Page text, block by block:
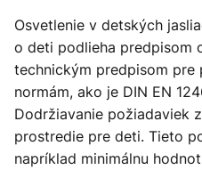
Osvetlenie v detských
o deti podlieha predpisom
technickým predpisom pre
normám, ako je DIN EN
Dodržiavanie požiadaviek
prostredie pre deti. Tieto
napríklad minimálnu